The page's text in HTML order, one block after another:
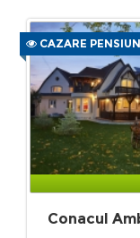
CAZARE
Conacul